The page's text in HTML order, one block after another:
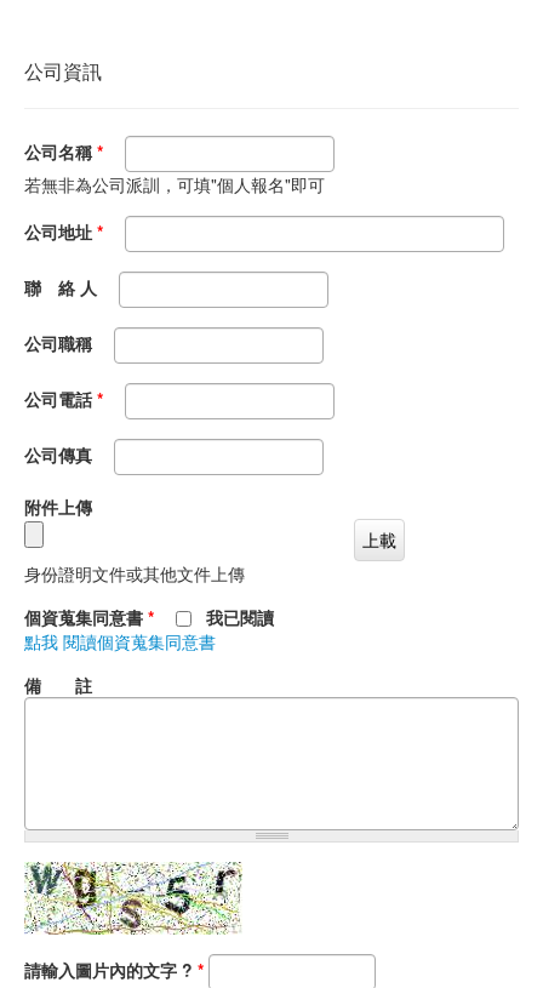
公司資訊
公司名稱 *
若無非為公司派訓，可填"個人報名"即可
公司地址 *
聯 絡 人
公司職稱
公司電話*
公司傳真
附件上傳
身份證明文件或其他文件上傳
個資蒐集同意書 *
我已閱讀
點我 閱讀個資蒐集同意書
備 註
請輸入圖片內的文字 ? *